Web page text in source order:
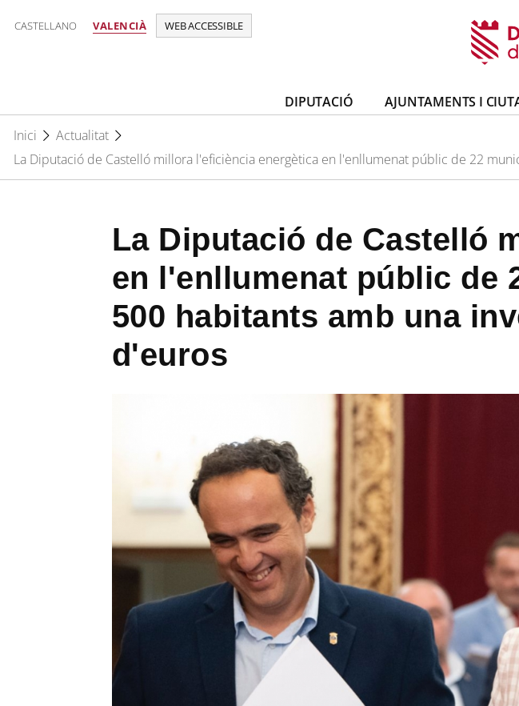
CASTELLANO VALENCIÀ WEB ACCESSIBLE
DIPUTACIÓ AJUNTAMENTS I
Inici
Actualitat
La Diputació de Castelló millora l'eficiència energètica en l'enllumenat públic de 22
La Diputació de Castelló
en l'enllumenat públic de
500 habitants amb una
d'euros